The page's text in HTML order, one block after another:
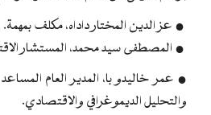
● عز الدين المختار داداه، مكلف بمهمة.
● المصطفى سيد محمد، المستشار
● عمر خاليدو با، المدير العام
والتحليل الديموغرافي والاقتصادي.